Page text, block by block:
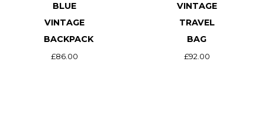
BLUE
VINTAGE
BACKPACK
£86.00
VINTAGE
TRAVEL
BAG
£92.00